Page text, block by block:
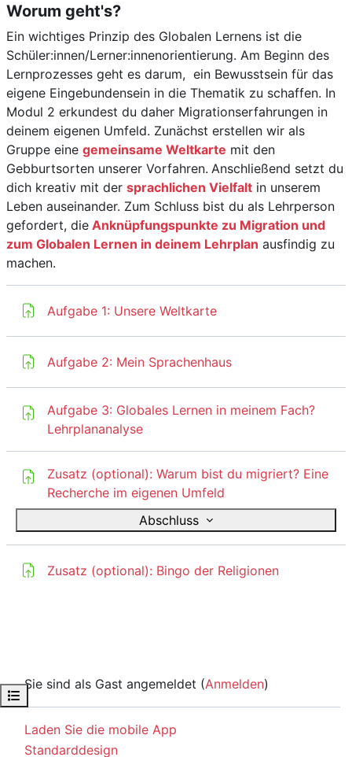
Kursindex öffnen
Worum geht's?
Ein wichtiges Prinzip des Globalen Lernens ist die
Schüler:innen/Lerner:innenorientierung. Am Beginn des
Lernprozesses geht es darum, ein Bewusstsein für das
eigene Eingebundensein in die Thematik zu schaffen. In
Modul 2 erkundest du daher Migrationserfahrungen in
deinem eigenen Umfeld. Zunächst erstellen wir als
Gruppe eine gemeinsame Weltkarte mit den
Gebburtsorten unserer Vorfahren. Anschließend setzt du
dich kreativ mit der sprachlichen Vielfalt in unserem
Leben auseinander. Zum Schluss bist du als Lehrperson
gefordert, die Anknüpfungspunkte zu Migration und
zum Globalen Lernen in deinem Lehrplan ausfindig zu
machen.
Aufgabe 1: Unsere Weltkarte
Aufgabe 2: Mein Sprachenhaus
Aufgabe 3: Globales Lernen in meinem Fach?
Lehrplananalyse
Zusatz (optional): Warum bist du migriert? Eine
Recherche im eigenen Umfeld
Abschluss
Zusatz (optional): Bingo der ReligionenAufgabe
Sie sind als Gast angemeldet (Anmelden)
Laden Sie die mobile App
Standarddesign